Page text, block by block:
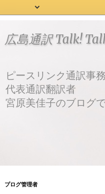
広島通訳 Talk!
ピースリンク通訳事
代表通訳翻訳者
宮原美佳子のブログで
プログ管理者